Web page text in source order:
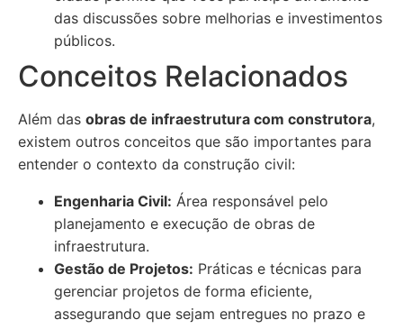
das discussões sobre melhorias e investimentos
públicos.
Conceitos Relacionados
Além das obras de infraestrutura com construtora,
existem outros conceitos que são importantes para
entender o contexto da construção civil:
Engenharia Civil: Área responsável pelo
planejamento e execução de obras de
infraestrutura.
Gestão de Projetos: Práticas e técnicas para
gerenciar projetos de forma eficiente,
assegurando que sejam entregues no prazo e